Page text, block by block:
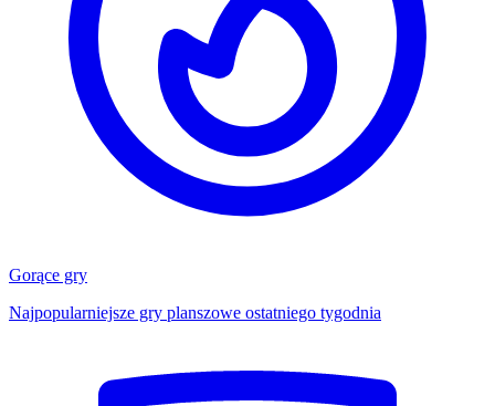
Gorące gry
Najpopularniejsze gry planszowe ostatniego tygodnia